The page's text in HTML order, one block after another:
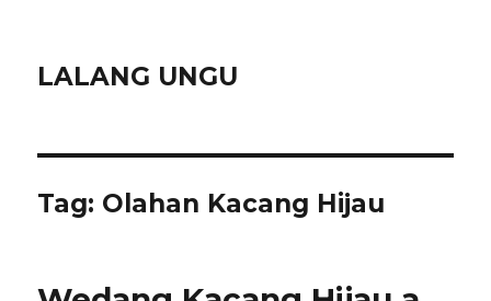
LALANG UNGU
Tag: Olahan Kacang Hijau